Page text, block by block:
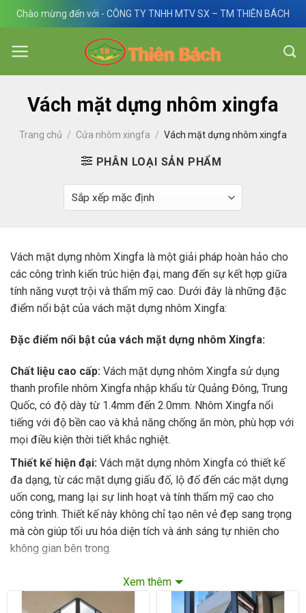
Skip
content
Chào mừng đến với - CÔNG TY TNHH MTV SX – TM THIÊN BÁCH
Vách mặt dựng nhôm xingfa
Trang chủ / Cửa nhôm xingfa / Vách mặt dựng nhôm xingfa
PHÂN LOẠI SẢN PHẨM
Vách mặt dựng nhôm Xingfa là một giải pháp hoàn hảo cho
các công trình kiến trúc hiện đại, mang đến sự kết hợp giữa
tính năng vượt trội và thẩm mỹ cao. Dưới đây là những đặc
điểm nổi bật của vách mặt dựng nhôm Xingfa:
Đặc điểm nổi bật của vách mặt dựng nhôm Xingfa:
Chất liệu cao cấp: Vách mặt dựng nhôm Xingfa sử dụng
thanh profile nhôm Xingfa nhập khẩu từ Quảng Đông, Trung
Quốc, có độ dày từ 1.4mm đến 2.0mm. Nhôm Xingfa nổi
tiếng với độ bền cao và khả năng chống ăn mòn, phù hợp với
mọi điều kiện thời tiết khắc nghiệt.
Thiết kế hiện đại: Vách mặt dựng nhôm Xingfa có thiết kế
đa dạng, từ các mặt dựng giấu đố, lộ đố đến các mặt dựng
uốn cong, mang lại sự linh hoạt và tính thẩm mỹ cao cho
công trình. Thiết kế này không chỉ tạo nên vẻ đẹp sang trọng
mà còn giúp tối ưu hóa diện tích và ánh sáng tự nhiên cho
không gian bên trong.
kiện cao cấp, vách mặt dựng nhôm Xingfa có khả năng cách
âm, cách nhiệt hiệu quả, giúp tạo nên một môi trường làm
Xem thêm